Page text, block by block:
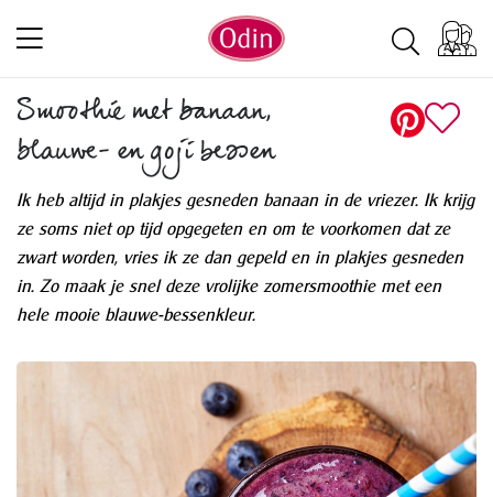
Smoothie met banaan,
blauwe- en goji bessen
Ik heb altijd in plakjes gesneden banaan in de vriezer. Ik krijg
ze soms niet op tijd opgegeten en om te voorkomen dat ze
zwart worden, vries ik ze dan gepeld en in plakjes gesneden
in. Zo maak je snel deze vrolijke zomersmoothie met een
hele mooie blauwe-bessenkleur.